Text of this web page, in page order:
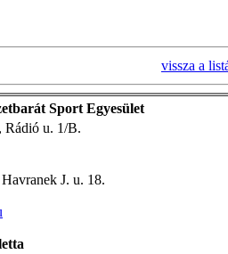
vissza a
Sport Egyesület
Rádió u. 1/B.
J. u. 18.